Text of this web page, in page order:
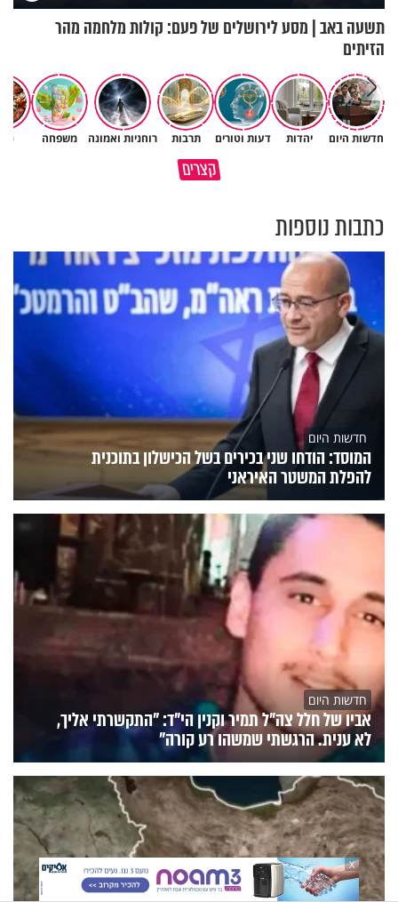
תשעה באב | מסע לירושלים של פעם: קולות מלחמה מהר
הזיתים
חדשות היום יהדות דעות וטורים תרבות רוחניות ואמונה משפחה
קצרים
תשתמש באהבה של השם לטובתך
פותחים פתח קטן - ומקבלים
כתבות נוספות
חדשות היום
המוסד: הודחו שני בכירים בשל הכישלון בתוכנית
להפלת המשטר האיראני
חדשות היום
אביו של חלל צה"ל תמיר וקנין הי"ד: "התקשרתי אליך,
לא ענית. הרגשתי שמשהו רע קורה"
X